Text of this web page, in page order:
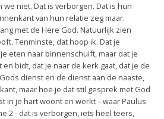
niet. Dat is verborgen. Dat is hun
van hun relatie zeg maar.
met de Here God. Natuurlijk zien
Tenminste, dat hoop ik. Dat je
eten naar binnenschuift, maar dat je
bidt, dat je naar de kerk gaat, dat je de
dienst en de dienst aan de naaste,
maar hoe je dat stil gesprek met God
in je hart woont en werkt – waar Paulus
2 - dat is verborgen, iets heel teers,